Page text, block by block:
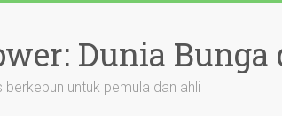
Dunia Bunga
berkebun untuk pemula dan ahli